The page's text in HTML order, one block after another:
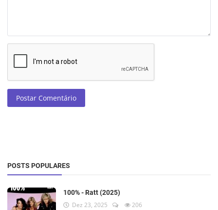
Postar Comentário
POSTS POPULARES
100% - Ratt (2025)
Dez 23, 2025 206